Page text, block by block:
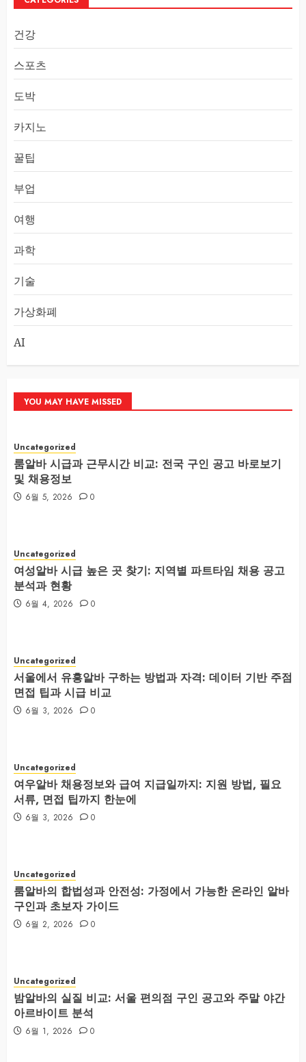
건강
스포츠
도박
카지노
꿀팁
부업
여행
과학
기술
가상화폐
AI
YOU MAY HAVE MISSED
Uncategorized
룸알바 시급과 근무시간 비교: 전국 구인 공고 바로보기
및 채용정보
6월 5, 2026 0
Uncategorized
여성알바 시급 높은 곳 찾기: 지역별 파트타임 채용 공고
분석과 현황
6월 4, 2026 0
Uncategorized
서울에서 유흥알바 구하는 방법과 자격: 데이터 기반 주점
면접 팁과 시급 비교
6월 3, 2026 0
Uncategorized
여우알바 채용정보와 급여 지급일까지: 지원 방법, 필요
서류, 면접 팁까지 한눈에
6월 3, 2026 0
Uncategorized
룸알바의 합법성과 안전성: 가정에서 가능한 온라인 알바
구인과 초보자 가이드
6월 2, 2026 0
Uncategorized
밤알바의 실질 비교: 서울 편의점 구인 공고와 주말 야간
아르바이트 분석
6월 1, 2026 0